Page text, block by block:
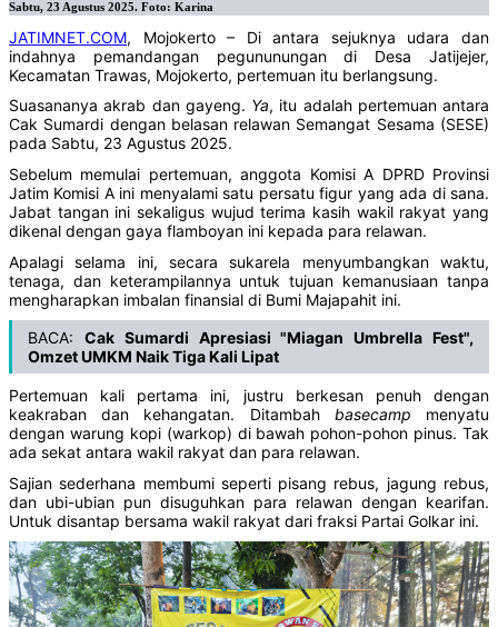
Sabtu, 23 Agustus 2025. Foto: Karina
JATIMNET.COM, Mojokerto – Di antara sejuknya udara dan
indahnya pemandangan pegununungan di Desa Jatijejer,
Kecamatan Trawas, Mojokerto, pertemuan itu berlangsung.
Suasananya akrab dan gayeng. Ya, itu adalah pertemuan antara
Cak Sumardi dengan belasan relawan Semangat Sesama (SESE)
pada Sabtu, 23 Agustus 2025.
Sebelum memulai pertemuan, anggota Komisi A DPRD Provinsi
Jatim Komisi A ini menyalami satu persatu figur yang ada di sana.
Jabat tangan ini sekaligus wujud terima kasih wakil rakyat yang
dikenal dengan gaya flamboyan ini kepada para relawan.
Apalagi selama ini, secara sukarela menyumbangkan waktu,
tenaga, dan keterampilannya untuk tujuan kemanusiaan tanpa
mengharapkan imbalan finansial di Bumi Majapahit ini.
BACA: Cak Sumardi Apresiasi "Miagan Umbrella Fest",
Omzet UMKM Naik Tiga Kali Lipat
Pertemuan kali pertama ini, justru berkesan penuh dengan
keakraban dan kehangatan. Ditambah basecamp menyatu
dengan warung kopi (warkop) di bawah pohon-pohon pinus. Tak
ada sekat antara wakil rakyat dan para relawan.
Sajian sederhana membumi seperti pisang rebus, jagung rebus,
dan ubi-ubian pun disuguhkan para relawan dengan kearifan.
Untuk disantap bersama wakil rakyat dari fraksi Partai Golkar ini.